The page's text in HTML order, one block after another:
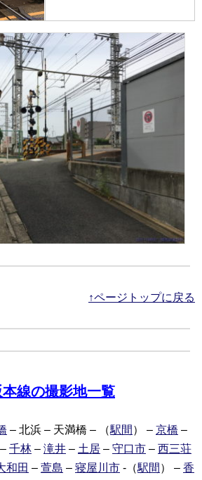
↑ページトップに戻る
線の撮影地一覧
– 北浜 – 天満橋 – （駅間 ） – 京橋 –
– 千林 – 滝井 – 土居 – 守口市 – 西三荘
和田 – 萱島 – 寝屋川市 -（駅間 ） – 香